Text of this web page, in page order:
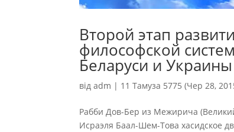
Второй этап
философской
Беларуси и Украины
відadm | 11 Тамуза 5775 (Чер 28,
Рабби Дов-Бер из Межирича
Исраэля Баал-Шем-Това хасидское